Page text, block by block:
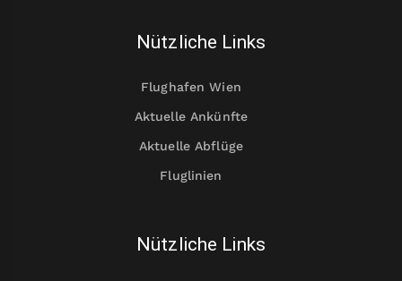
Nützliche Links
Flughafen Wien
Aktuelle Ankünfte
Aktuelle Abflüge
Fluglinien
Nützliche Links